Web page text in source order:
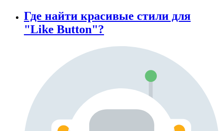
Где найти красивые стили для
"Like Button"?